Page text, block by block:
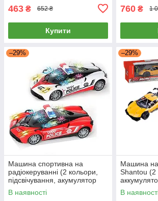
463 ₴ 652 ₴
Купити
760 ₴ 1
–29%
Машина спортивна на
радіокеруванні (2 кольори,
підсвічування, акумулятор
3.7V, USB-кабель, 27 Mhz)
DYQ 030-5
В наявності
–29%
Машина на
Shantou (2
15A
В